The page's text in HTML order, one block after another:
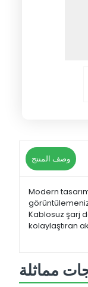
وصف المنتج
Modern
Kablosuz şarj
kolaylaştıran
مماثلة